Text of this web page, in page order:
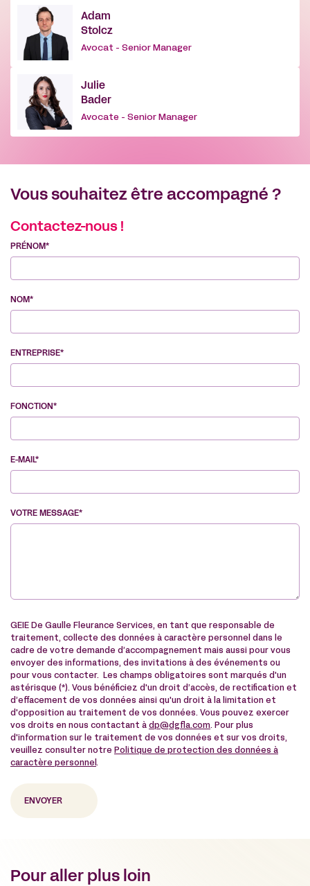
Adam
Stolcz
Avocat - Senior Manager
Julie
Bader
Avocate - Senior Manager
Vous souhaitez être accompagné ?
Contactez-nous !
PRÉNOM*
NOM*
ENTREPRISE*
FONCTION*
E-MAIL*
VOTRE MESSAGE*
GEIE De Gaulle Fleurance Services, en tant que responsable de
traitement, collecte des données à caractère personnel dans le
cadre de votre demande d’accompagnement mais aussi pour vous
envoyer des informations, des invitations à des événements ou
pour vous contacter. Les champs obligatoires sont marqués d'un
astérisque (*). Vous bénéficiez d'un droit d’accès, de rectification et
d’effacement de vos données ainsi qu'un droit à la limitation et
d'opposition au traitement de vos données. Vous pouvez exercer
vos droits en nous contactant à dp@dgfla.com. Pour plus
d'information sur le traitement de vos données et sur vos droits,
veuillez consulter notre Politique de protection des données à
caractère personnel .
Pour aller plus loin